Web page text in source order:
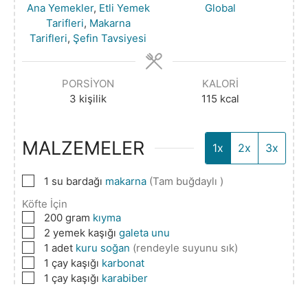
Ana Yemekler, Etli Yemek
Tarifleri, Makarna
Tarifleri, Şefin Tavsiyesi
Global
PORSIYON
3 kişilik
KALORI
115 kcal
MALZEMELER 1x 2x 3x
▢1 su bardağı makarna (Tam buğdaylı )
Köfte İçin
▢
200 gram kıyma
▢
2 yemek kaşığı galeta unu
▢1 adet kuru soğan (rendeyle suyunu sık)
▢1 çay kaşığı karbonat
▢1 çay kaşığı karabiber